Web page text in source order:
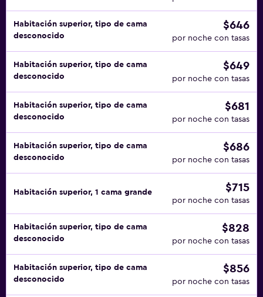
Habitación superior, tipo de cama
desconocido
$646
por noche con tasas
Habitación superior, tipo de cama
desconocido
$649
por noche con tasas
Habitación superior, tipo de cama
desconocido
$681
por noche con tasas
Habitación superior, tipo de cama
desconocido
$686
por noche con tasas
Habitación superior, 1 cama grande $715
por noche con tasas
Habitación superior, tipo de cama
desconocido
$828
por noche con tasas
Habitación superior, tipo de cama
desconocido
$856
por noche con tasas